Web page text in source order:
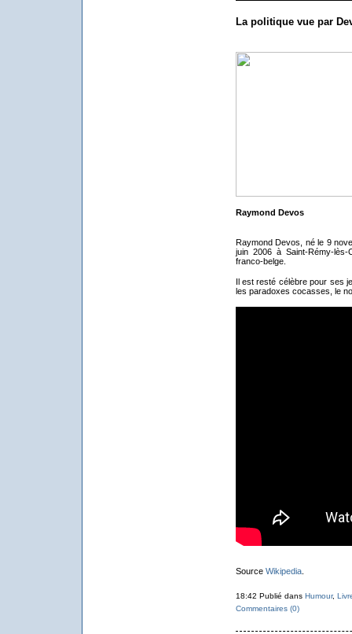
La politique vue par
Raymond Devos
Raymond Devos, né le 9
juin 2006 à Saint-Rémy-
franco-belge.
Il est resté célèbre pour ses
les paradoxes cocasses, le
Source Wikipedia.
18:42 Publié dans Humour,
Commentaires (0)